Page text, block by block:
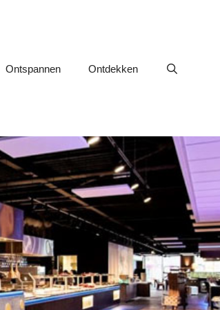
Ontspannen Ontdekken